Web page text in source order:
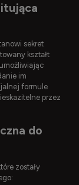
sekret
kształt
im
formule
przez
do
zostały